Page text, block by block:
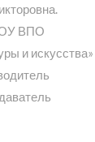
ВПО
и искусства»